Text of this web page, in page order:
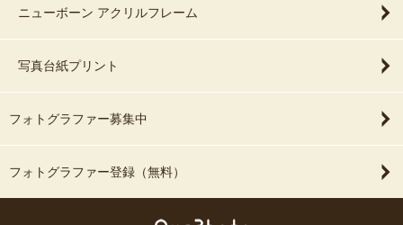
ニューボーン アクリルフレーム
写真台紙プリント
フォトグラファー募集中
フォトグラファー登録（無料）